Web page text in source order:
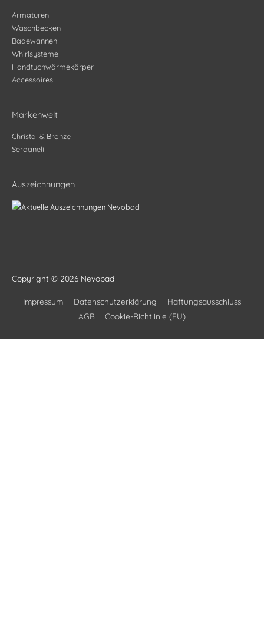
Armaturen
Waschbecken
Badewannen
Whirlsysteme
Handtuchwärmekörper
Accessoires
Markenwelt
Christal & Bronze
Serdaneli
Auszeichnungen
Copyright © 2026 Nevobad
Impressum Datenschutzerklärung
Haftungsausschluss
AGB
Cookie-Richtlinie (EU)